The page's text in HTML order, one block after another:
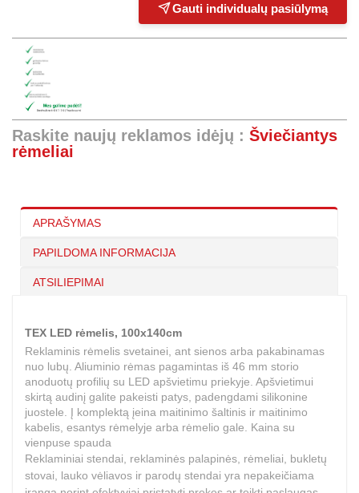
Gauti individualų pasiūlymą
Raskite naujų reklamos idėjų : Šviečiantys
rėmeliai
APRAŠYMAS
PAPILDOMA INFORMACIJA
ATSILIEPIMAI
TEX LED rėmelis, 100x140cm
Reklaminis rėmelis svetainei, ant sienos arba pakabinamas
nuo lubų. Aliuminio rėmas pagamintas iš 46 mm storio
anoduotų profilių su LED apšvietimu priekyje. Apšvietimui
skirtą audinį galite pakeisti patys, padengdami silikonine
juostele. Į komplektą įeina maitinimo šaltinis ir maitinimo
kabelis, esantys rėmelyje arba rėmelio gale. Kaina su
vienpuse spauda
Reklaminiai stendai, reklaminės palapinės, rėmeliai, bukletų
stovai, lauko vėliavos ir parodų stendai yra nepakeičiama